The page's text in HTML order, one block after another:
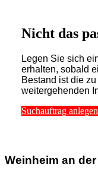
Nicht das
Legen Sie sich
erhalten, sobald
Bestand ist die
weitergehenden
Suchauftrag anlegen
Weinheim an